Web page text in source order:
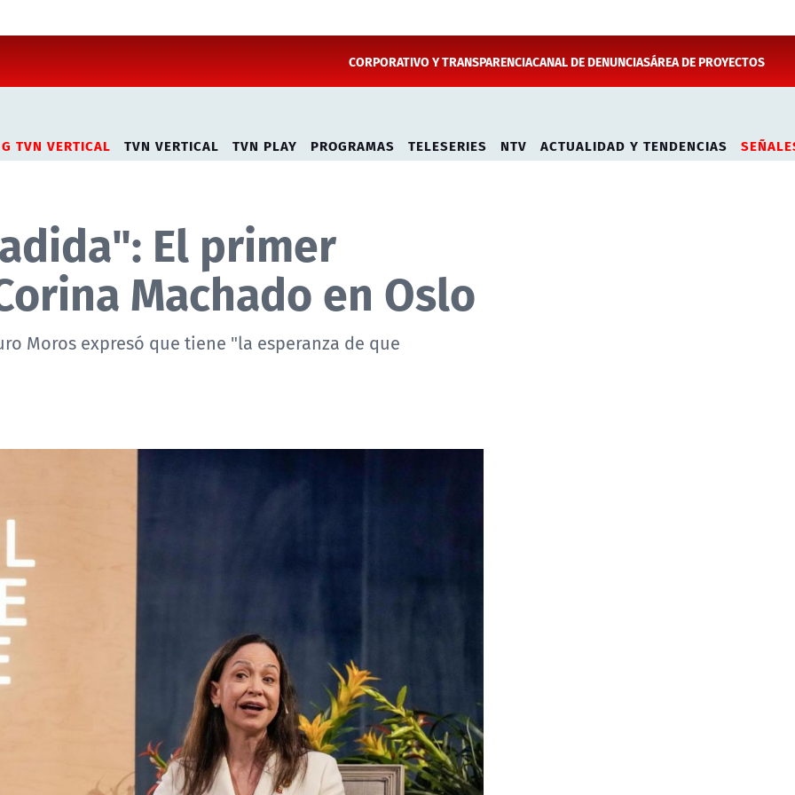
CORPORATIVO Y TRANSPARENCIACANAL DE DENUNCIASÁREA DE PROYECTOS
TVN VERTICAL TVN VERTICAL TVN PLAY PROGRAMAS TELESERIES NTV ACTUALIDAD Y TENDENCIAS
El primer
Machado en Oslo
Moros expresó que tiene "la esperanza de que